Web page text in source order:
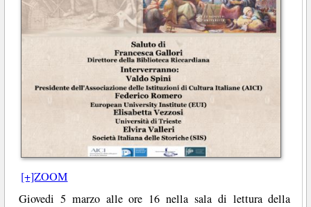
[+]ZOOM
Giovedi 5 marzo alle ore 16 nella sala di lettura della